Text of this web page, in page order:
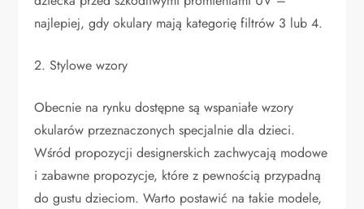
najlepiej, gdy okulary mają kategorię filtrów 3 lub 4.
2. Stylowe wzory
Obecnie na rynku dostępne są wspaniałe wzory
okularów przeznaczonych specjalnie dla dzieci.
Wśród propozycji designerskich zachwycają modowe
i zabawne propozycje, które z pewnością przypadną
do gustu dzieciom. Warto postawić na takie modele,